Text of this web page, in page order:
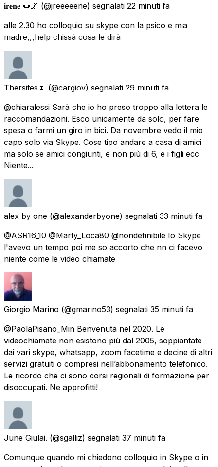
𝐢𝐫𝐞𝐧𝐞 🌻🌌 (@jreeeeene) segnalati 22 minuti fa
alle 2.30 ho colloquio su skype con la psico e mia
madre,,,help chissà cosa le dirà
Thersites🌷 (@cargiov) segnalati 29 minuti fa
@chiaralessi Sarà che io ho preso troppo alla lettera le
raccomandazioni. Esco unicamente da solo, per fare
spesa o farmi un giro in bici. Da novembre vedo il mio
capo solo via Skype. Cose tipo andare a casa di amici
ma solo se amici congiunti, e non più di 6, e i figli ecc.
Niente...
alex by one (@alexanderbyone) segnalati 33 minuti fa
@ASR16_10 @Marty_Loca80 @nondefinibile Io Skype
l'avevo un tempo poi me so accorto che nn ci facevo
niente come le video chiamate
Giorgio Marino (@gmarino53) segnalati 35 minuti fa
@PaolaPisano_Min Benvenuta nel 2020. Le
videochiamate non esistono più dal 2005, soppiantate
dai vari skype, whatsapp, zoom facetime e decine di altri
servizi gratuiti o compresi nell’abbonamento telefonico.
Le ricordo che ci sono corsi regionali di formazione per
disoccupati. Ne approfitti!
June Giulai. (@sgalliz) segnalati 37 minuti fa
Comunque quando mi chiedono colloquio in Skype o in